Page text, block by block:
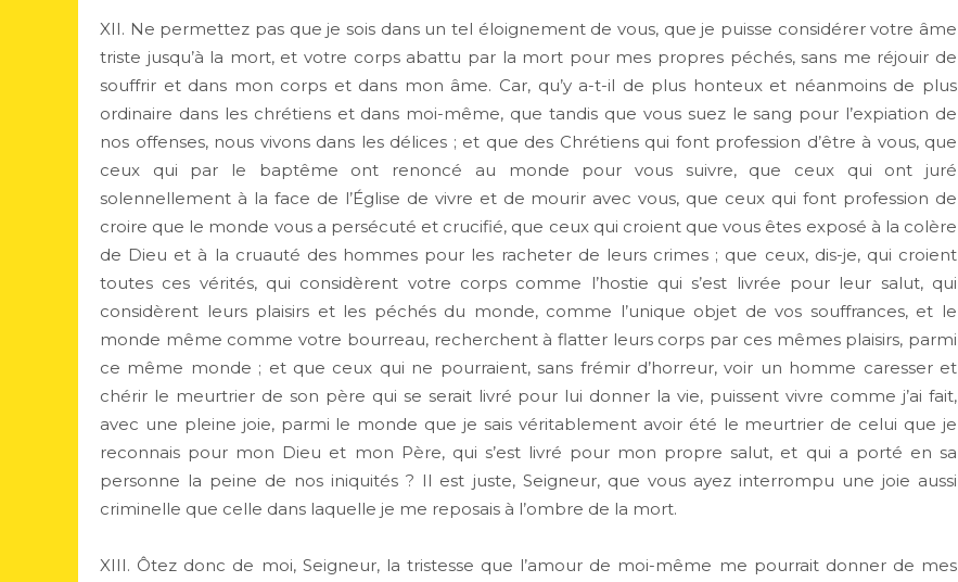
XII. Ne permettez pas que je sois dans un tel éloignement de vous, que je puisse considérer votre âme
triste jusqu’à la mort, et votre corps abattu par la mort pour mes propres péchés, sans me réjouir de
souffrir et dans mon corps et dans mon âme. Car, qu’y a-t-il de plus honteux et néanmoins de plus
ordinaire dans les chrétiens et dans moi-même, que tandis que vous suez le sang pour l’expiation de
nos offenses, nous vivons dans les délices ; et que des Chrétiens qui font profession d’être à vous, que
ceux qui par le baptême ont renoncé au monde pour vous suivre, que ceux qui ont juré
solennellement à la face de l’Église de vivre et de mourir avec vous, que ceux qui font profession de
croire que le monde vous a persécuté et crucifié, que ceux qui croient que vous êtes exposé à la colère
de Dieu et à la cruauté des hommes pour les racheter de leurs crimes ; que ceux, dis-je, qui croient
toutes ces vérités, qui considèrent votre corps comme l’hostie qui s’est livrée pour leur salut, qui
considèrent leurs plaisirs et les péchés du monde, comme l’unique objet de vos souffrances, et le
monde même comme votre bourreau, recherchent à flatter leurs corps par ces mêmes plaisirs, parmi
ce même monde ; et que ceux qui ne pourraient, sans frémir d’horreur, voir un homme caresser et
chérir le meurtrier de son père qui se serait livré pour lui donner la vie, puissent vivre comme j’ai fait,
avec une pleine joie, parmi le monde que je sais véritablement avoir été le meurtrier de celui que je
reconnais pour mon Dieu et mon Père, qui s’est livré pour mon propre salut, et qui a porté en sa
personne la peine de nos iniquités ? Il est juste, Seigneur, que vous ayez interrompu une joie aussi
criminelle que celle dans laquelle je me reposais à l’ombre de la mort.
XIII. Ôtez donc de moi, Seigneur, la tristesse que l’amour de moi-même me pourrait donner de mes